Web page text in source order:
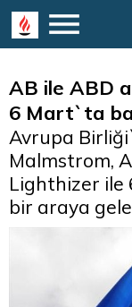
AB ile ABD
6 Mart`ta
Avrupa
Malmstrom,
Lighthizer
bir araya